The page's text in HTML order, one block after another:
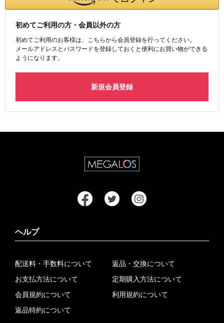
初めてご利用の方・会員以外の方
初めてご利用のお客様は、こちらから会員登録を行ってください。
メールアドレスとパスワードを登録しておくと便利にお買い物ができる
ようになります。
ヘルプ
配送料・手数料について
お支払方法について
会員規約について
返品特約について
返品・交換について
定期購入方法について
利用規約について